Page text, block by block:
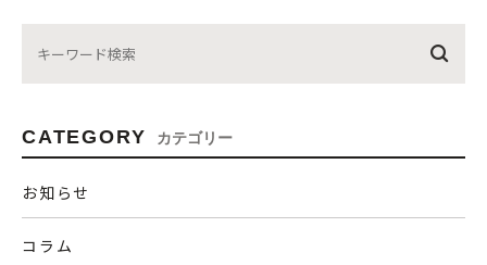
CATEGORY カテゴリー
お知らせ
コラム